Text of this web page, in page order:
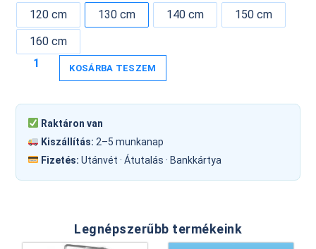
120 cm
130 cm 140 cm
150 cm
160 cm
KOSÁRBA TESZEM
Raktáron van
Kiszállítás: 2–5 munkanap
Fizetés: Utánvét · Átutalás · Bankkártya
Legnépszerűbb termékeink